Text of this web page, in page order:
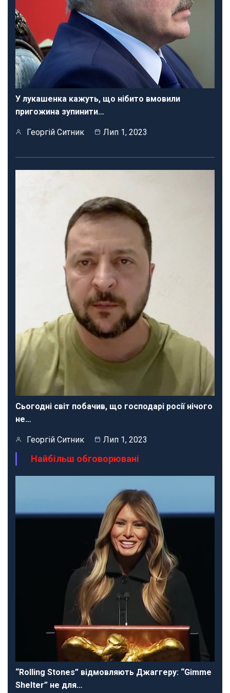
У лукашенка кажуть, що нібито вмовили
пригожина зупинити…
Георгій Ситник Лип 1, 2023
Сьогодні світ побачив, що господарі росії нічого
не…
Георгій Ситник Лип 1, 2023
Найбільш обговорювані
“Rolling Stones” відмовляють Джаггеру: “Gimme
Shelter” не для…